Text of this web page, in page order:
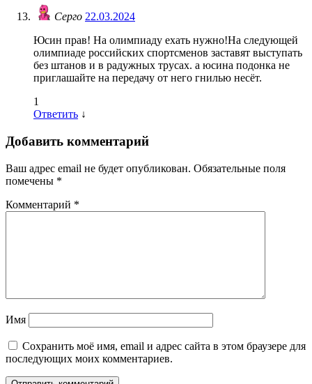
Серго 22.03.2024
Юсин прав! На олимпиаду ехать нужно!На следующей
олимпиаде российских спортсменов заставят выступать
без штанов и в радужных трусах. а юсина подонка не
приглашайте на передачу от него гнилью несёт.
1
Ответить ↓
Добавить комментарий
Ваш адрес email не будет опубликован. Обязательные поля
помечены *
Комментарий *
Имя
Сохранить моё имя, email и адрес сайта в этом браузере для
последующих моих комментариев.